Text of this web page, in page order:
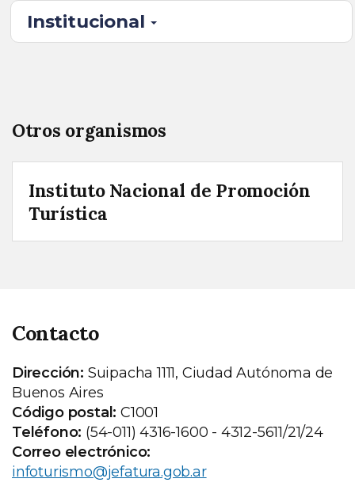
Institucional
Otros organismos
Instituto Nacional de Promoción
Turística
Contacto
Dirección: Suipacha 1111, Ciudad Autónoma de
Buenos Aires
Código postal: C1001
Teléfono: (54-011) 4316-1600 - 4312-5611/21/24
Correo electrónico:
infoturismo@jefatura.gob.ar